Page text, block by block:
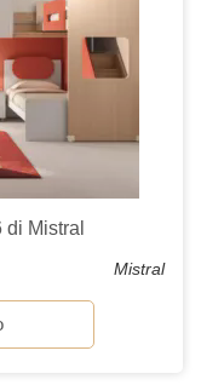
Mistral
Mistral